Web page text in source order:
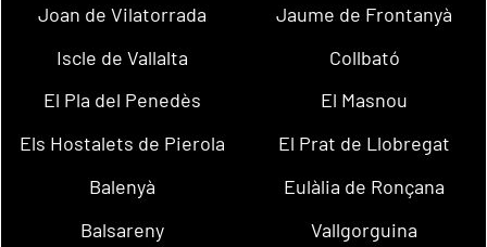
Joan de Vilatorrada
Jaume de Frontanyà
Iscle de Vallalta
Collbató
El Pla del Penedès
El Masnou
Els Hostalets de Pierola
El Prat de Llobregat
Balenyà
Eulàlia de Ronçana
Balsareny
Vallgorguina